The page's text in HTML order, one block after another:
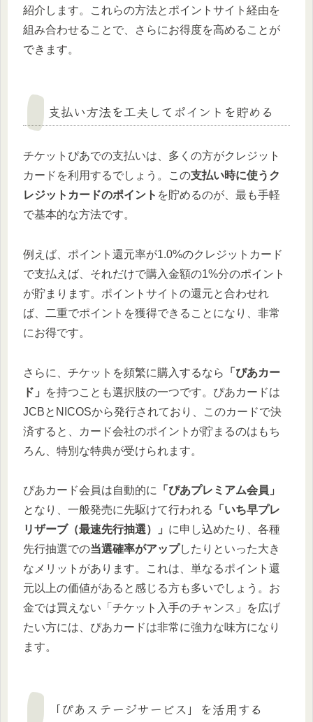
紹介します。これらの方法とポイントサイト経由を
組み合わせることで、さらにお得度を高めることが
できます。
支払い方法を工夫してポイントを貯める
チケットぴあでの支払いは、多くの方がクレジット
カードを利用するでしょう。この支払い時に使うク
レジットカードのポイント を貯めるのが、最も手軽
で基本的な方法です。
例えば、ポイント還元率が1.0%のクレジットカード
で支払えば、それだけで購入金額の1%分のポイント
が貯まります。ポイントサイトの還元と合わせれ
ば、二重でポイントを獲得できることになり、非常
にお得です。
さらに、チケットを頻繁に購入するなら
「ぴあカー
ド」
を持つことも選択肢の一つです。ぴあカードは
JCBとNICOSから発行されており、このカードで決
済すると、カード会社のポイントが貯まるのはもち
ろん、特別な特典が受けられます。
ぴあカード会員は自動的に
「ぴあプレミアム会員」
となり、一般発売に先駆けて行われる
「いち早プレ
リザーブ（最速先行抽選）」 に申し込めたり、各種
先行抽選での当選確率がアップしたりといった大き
なメリットがあります。これは、単なるポイント還
元以上の価値があると感じる方も多いでしょう。お
金では買えない「チケット入手のチャンス」を広げ
たい方には、ぴあカードは非常に強力な味方になり
ます。
「ぴあステージサービス」を活用する